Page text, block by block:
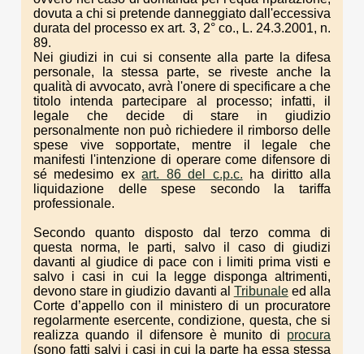
dovuta a chi si pretende danneggiato dall'eccessiva
durata del processo ex art. 3, 2° co., L. 24.3.2001, n.
89.
Nei giudizi in cui si consente alla parte la difesa
personale, la stessa parte, se riveste anche la
qualità di avvocato, avrà l'onere di specificare a che
titolo intenda partecipare al processo; infatti, il
legale che decide di stare in giudizio
personalmente non può richiedere il rimborso delle
spese vive sopportate, mentre il legale che
manifesti l'intenzione di operare come difensore di
sé medesimo exart. 86 del c.p.c. ha diritto alla
liquidazione delle spese secondo la tariffa
professionale.
Secondo quanto disposto dal terzo comma di
questa norma, le parti, salvo il caso di giudizi
davanti al giudice di pace con i limiti prima visti e
salvo i casi in cui la legge disponga altrimenti,
devono stare in giudizio davanti al Tribunaleed alla
Corte d’appello con il ministero di un procuratore
regolarmente esercente, condizione, questa, che si
realizza quando il difensore è munito di procura
(sono fatti salvi i casi in cui la parte ha essa stessa